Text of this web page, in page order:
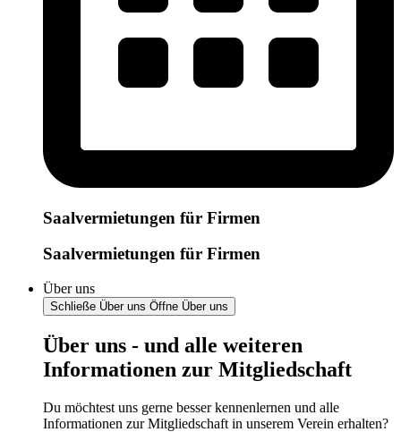
Saalvermietungen für Firmen
Saalvermietungen für Firmen
Über uns
Schließe Über uns Öffne Über uns
Über uns - und alle weiteren
Informationen zur Mitgliedschaft
Du möchtest uns gerne besser kennenlernen und alle
Informationen zur Mitgliedschaft in unserem Verein erhalten?